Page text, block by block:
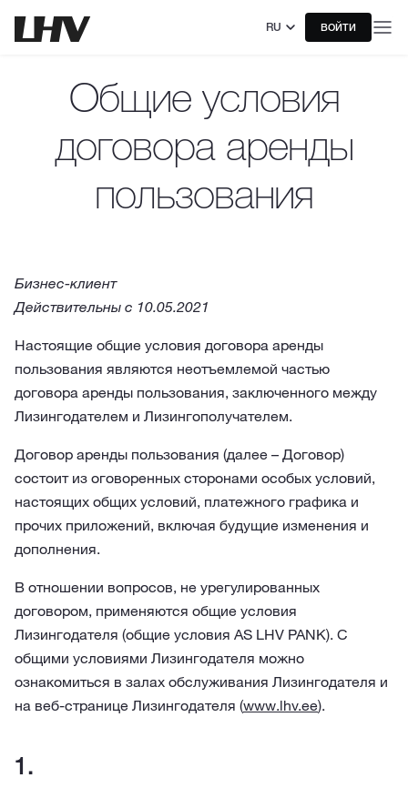
RU ВОЙТИ
Общие условия
договора аренды
пользования
Бизнес-клиент
Действительны с 10.05.2021
Настоящие общие условия договора аренды
пользования являются неотъемлемой частью
договора аренды пользования, заключенного между
Лизингодателем и Лизингополучателем.
Договор аренды пользования (далее – Договор)
состоит из оговоренных сторонами особых условий,
настоящих общих условий, платежного графика и
прочих приложений, включая будущие изменения и
дополнения.
В отношении вопросов, не урегулированных
договором, применяются общие условия
Лизингодателя (общие условия AS LHV PANK). С
общими условиями Лизингодателя можно
ознакомиться в залах обслуживания Лизингодателя и
на веб-странице Лизингодателя (www.lhv.ee).